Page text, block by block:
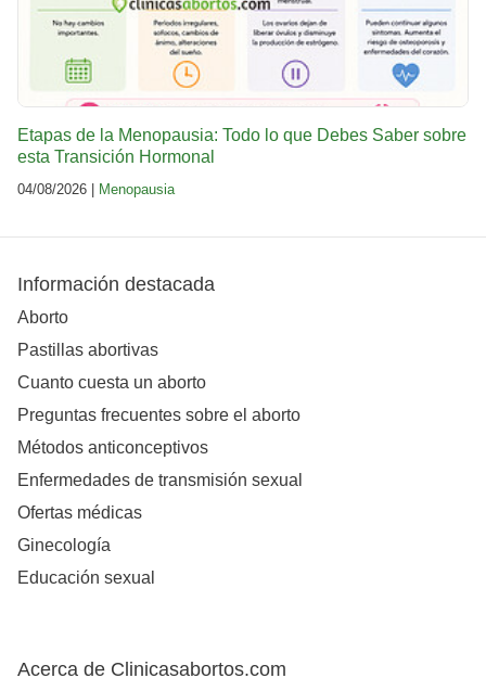
Etapas de la Menopausia: Todo lo que Debes Saber sobre
esta Transición Hormonal
04/08/2026 | Menopausia
Información destacada
Aborto
Pastillas abortivas
Cuanto cuesta un aborto
Preguntas frecuentes sobre el aborto
Métodos anticonceptivos
Enfermedades de transmisión sexual
Ofertas médicas
Ginecología
Educación sexual
Acerca de Clinicasabortos.com